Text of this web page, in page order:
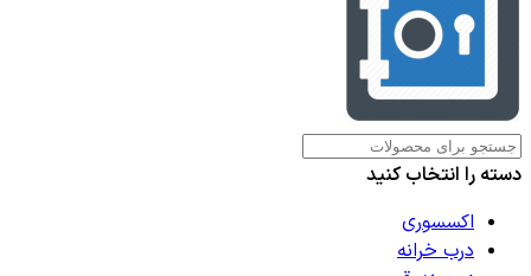
دسته را انتخاب کنید
اکسسوری
درب خرانه